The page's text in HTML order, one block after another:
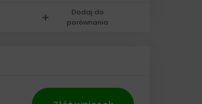
add
Dodaj do
porównania